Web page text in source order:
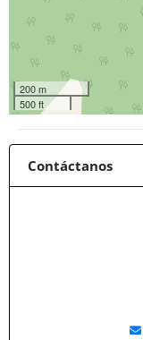
200 m
500 ft
Contáctanos